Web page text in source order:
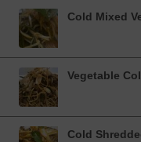
Cold Mixed
Vegetable
Cold